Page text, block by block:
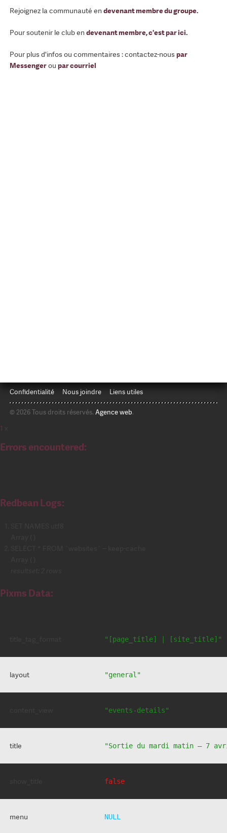
Rejoignez la communauté endevenant membre du groupe.
Pour soutenir le club endevenant membre, c'est par ici.
Pour plus d'infos ou commentaires : contactez-nouspar
Messengerou par courriel
Confidentialité Nous joindre Liens utiles
© 2026 Tous droits réservés. Agence web.
1
Errors encountered:
Redbean Logs:
Pixms Data:
"[page_title] | [site_title]"
layout "general"
"events-details"
title "Sortie du mardi matin – 7
false
menu NULL